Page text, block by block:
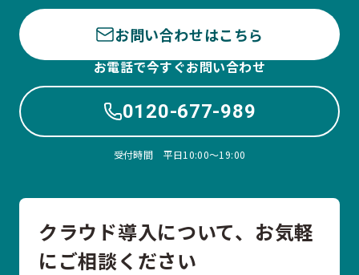
お問い合わせはこちら
お電話で今すぐお問い合わせ
0120-677-989
受付時間 平日10:00〜19:00
クラウド導入について、お気軽
にご相談ください